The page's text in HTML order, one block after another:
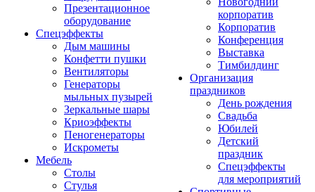
Презентационное
оборудование
Спецэффекты
Дым машины
Конфетти пушки
Вентиляторы
Генераторы
мыльных пузырей
Зеркальные шары
Криоэффекты
Пеногенераторы
Искрометы
Мебель
Столы
Стулья
корпоратив
Корпоратив
Конференция
Выставка
Тимбилдинг
Организация
праздников
День рождения
Свадьба
Юбилей
Детский
праздник
Спецэффекты
для мероприятий